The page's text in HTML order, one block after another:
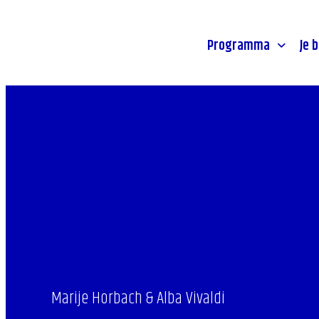
Programma
Jongeren
Je
Route &
Marije Horbach & Alba Vivaldi